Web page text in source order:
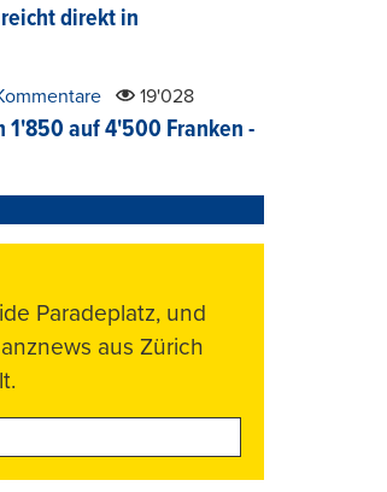
direkt in
19'028
1'850 auf 4'500 Franken -
Paradeplatz, und
aus Zürich